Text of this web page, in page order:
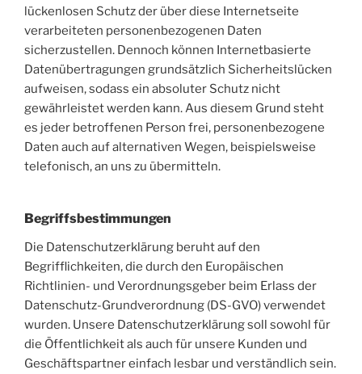
lückenlosen Schutz der über diese Internetseite
verarbeiteten personenbezogenen Daten
sicherzustellen. Dennoch können Internetbasierte
Datenübertragungen grundsätzlich Sicherheitslücken
aufweisen, sodass ein absoluter Schutz nicht
gewährleistet werden kann. Aus diesem Grund steht
es jeder betroffenen Person frei, personenbezogene
Daten auch auf alternativen Wegen, beispielsweise
telefonisch, an uns zu übermitteln.
Begriffsbestimmungen
Die Datenschutzerklärung beruht auf den
Begrifflichkeiten, die durch den Europäischen
Richtlinien- und Verordnungsgeber beim Erlass der
Datenschutz-Grundverordnung (DS-GVO) verwendet
wurden. Unsere Datenschutzerklärung soll sowohl für
die Öffentlichkeit als auch für unsere Kunden und
Geschäftspartner einfach lesbar und verständlich sein.